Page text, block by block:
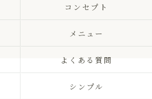
コンセプト
メニュー
よくある質問
シンプル